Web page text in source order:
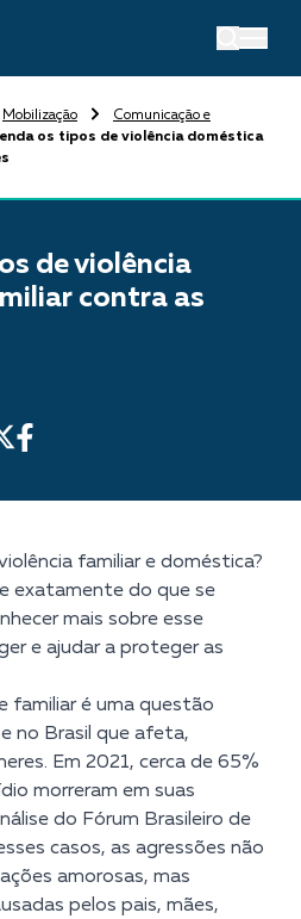
Mobilização
Comunicação e
os tipos de violência doméstica
de violência
contra as
familiar e doméstica?
exatamente do que se
mais sobre esse
e ajudar a proteger as
familiar é uma questão
no Brasil que afeta,
Em 2021, cerca de 65%
morreram em suas
do Fórum Brasileiro de
casos, as agressões não
amorosas, mas
pelos pais, mães,